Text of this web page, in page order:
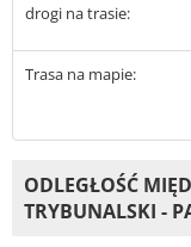
drogi na trasie:
Trasa na mapie:
ODLEGŁOŚĆ
TRYBUNALSKI -